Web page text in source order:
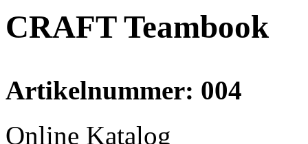
klassische Vespa
CRAFT Teambook
Artikelnummer: 004
Online Katalog